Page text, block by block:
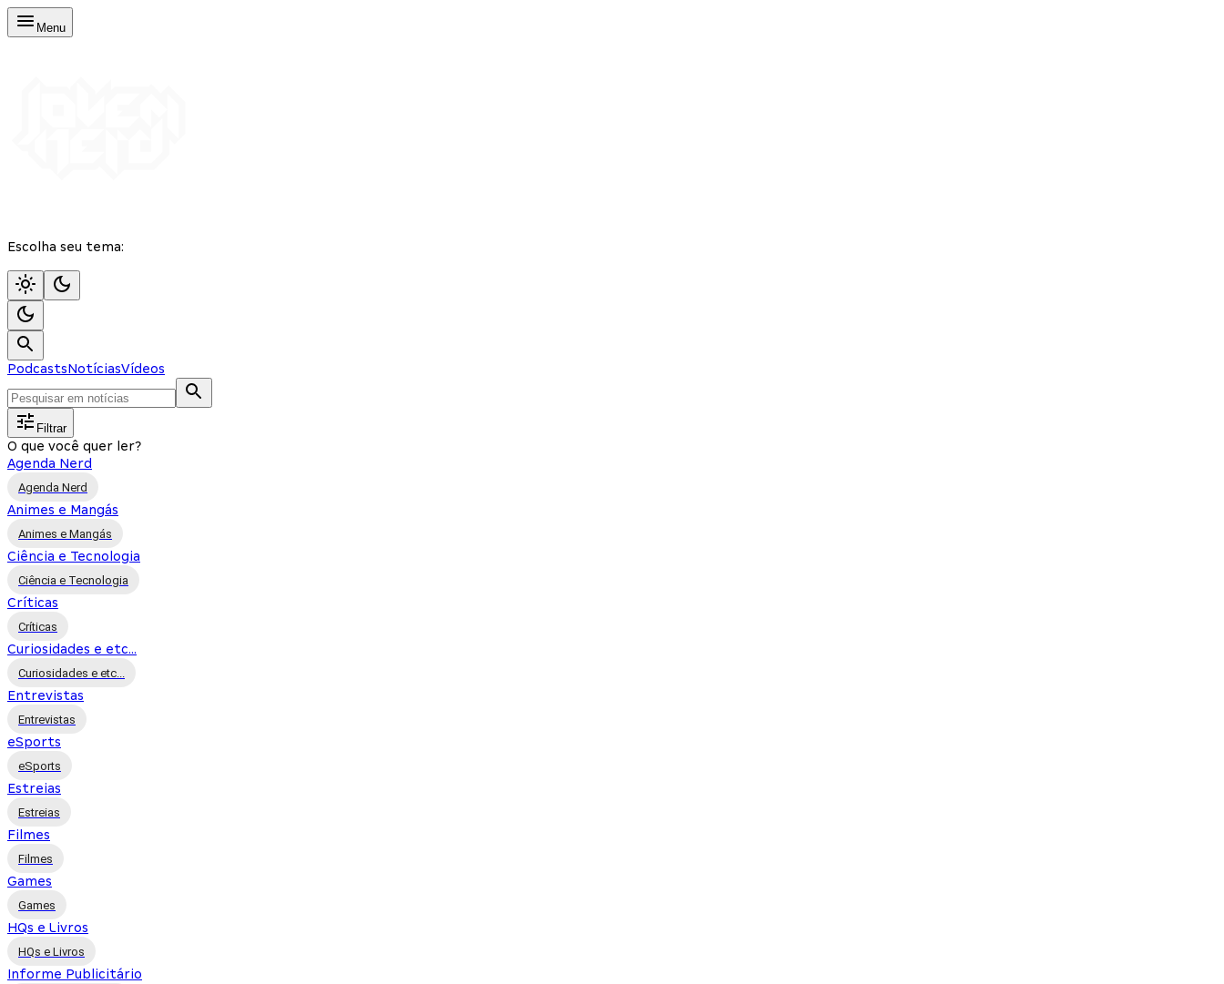
Menu
Escolha seu tema:
PodcastsNotíciasVídeos
Filtrar
O que você quer ler?
Agenda Nerd
Agenda Nerd
Animes e Mangás
Animes e Mangás
Ciência e Tecnologia
Ciência e Tecnologia
Críticas
Críticas
Curiosidades e etc...
Curiosidades e etc...
Entrevistas
Entrevistas
eSports
eSports
Estreias
Estreias
Filmes
Filmes
Games
Games
HQs e Livros
HQs e Livros
Informe Publicitário